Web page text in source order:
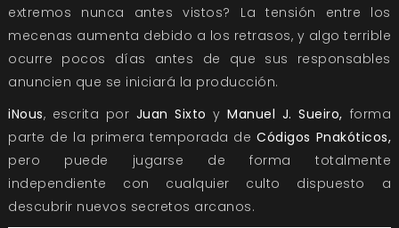
extremos nunca antes vistos? La tensión entre los
mecenas aumenta debido a los retrasos, y algo terrible
ocurre pocos días antes de que sus responsables
anuncien que se iniciará la producción.
iNous, escrita por Juan Sixto yManuel J. Sueiro, forma
parte de la primera temporada deCódigos Pnakóticos,
pero puede jugarse de forma totalmente
independiente con cualquier culto dispuesto a
descubrir nuevos secretos arcanos.